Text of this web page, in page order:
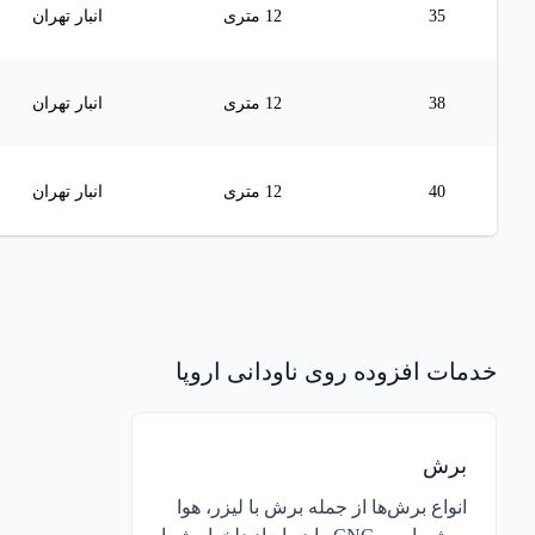
نمودار قیمتی
35 12 متری انبار تهران
38 12 متری انبار تهران
40 12 متری انبار تهران
خدمات افزوده روی ناودانی اروپا
برش
انواع برش‌ها از جمله برش با لیزر، هوا